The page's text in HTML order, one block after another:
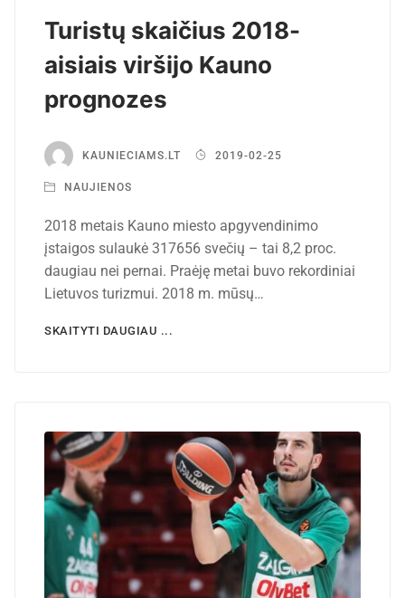
Turistų skaičius 2018-
aisiais viršijo Kauno
prognozes
KAUNIECIAMS.LT 2019-02-25
NAUJIENOS
2018 metais Kauno miesto apgyvendinimo
įstaigos sulaukė 317656 svečių – tai 8,2 proc.
daugiau nei pernai. Praėję metai buvo rekordiniai
Lietuvos turizmui. 2018 m. mūsų…
SKAITYTI DAUGIAU ...